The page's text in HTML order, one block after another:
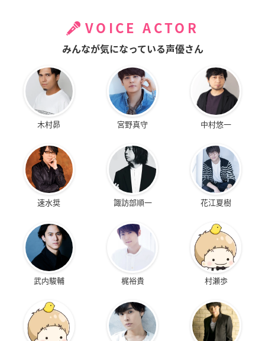
VOICE ACTOR
みんなが気になっている声優さん
木村昴 宮野真守 中村悠一
速水奨 諏訪部順一 花江夏樹
武内駿輔 梶裕貴 村瀬歩